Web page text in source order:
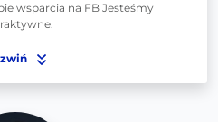
wsparcia na FB Jesteśmy